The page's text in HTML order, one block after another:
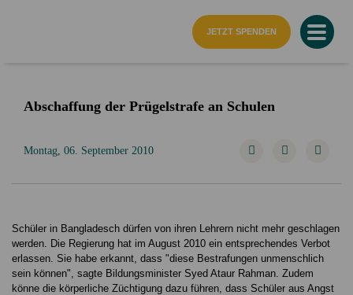
JETZT SPENDEN
Abschaffung der Prügelstrafe an Schulen
Montag, 06. September 2010
Schüler in Bangladesch dürfen von ihren Lehrern nicht mehr geschlagen
werden. Die Regierung hat im August 2010 ein entsprechendes Verbot
erlassen. Sie habe erkannt, dass "diese Bestrafungen unmenschlich
sein können", sagte Bildungsminister Syed Ataur Rahman. Zudem
könne die körperliche Züchtigung dazu führen, dass Schüler aus Angst